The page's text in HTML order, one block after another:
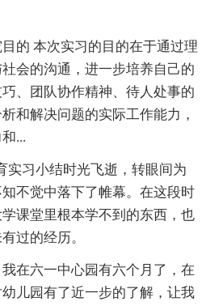
的 本次实习的目的在于通过理
会的沟通，进一步培养自己的
、团队协作精神、待人处事的
和解决问题的实际工作能力，
...
实习小结时光飞逝，转眼间为
不觉中落下了帷幕。在这段时
课堂里根本学不到的东西，也
过的经历。
在六一中心园有六个月了，在
儿园有了近一步的了解，让我